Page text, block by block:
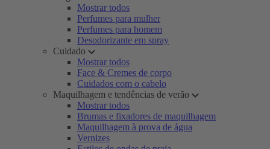
Mostrar todos
Perfumes para mulher
Perfumes para homem
Desodorizante em spray
Cuidado
Mostrar todos
Face & Cremes de corpo
Cuidados com o cabelo
Maquilhagem e tendências de verão
Mostrar todos
Brumas e fixadores de maquilhagem
Maquilhagem à prova de água
Vernizes